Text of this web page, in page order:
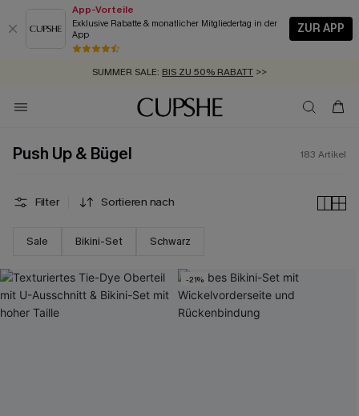
App-Vorteile
Exklusive Rabatte & monatlicher Mitgliedertag in der
App
ZUR APP
GRATIS MASSBAND MIT JEDEM SCHNELLVERSAND-ARTIKEL >>
SUMMER SALE:
ZUM NEWSLETTER:BIS ZU -20% EXTRA ERHALTEN
KOSTENLOSER VERSAND AB 89 €
Push Up & Bügel 183 Artikel
Filter Sortieren nach
Sale Bikini-Set Schwarz
-21%